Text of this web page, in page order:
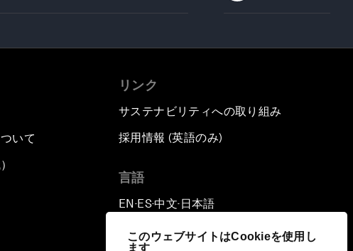
このウェブサイトはCookieを使用し
ます
いて
リンク
サステナビリティへの取り組み
採用情報 (英語のみ)
言語
EN ▪ES▪中文▪ 日本語